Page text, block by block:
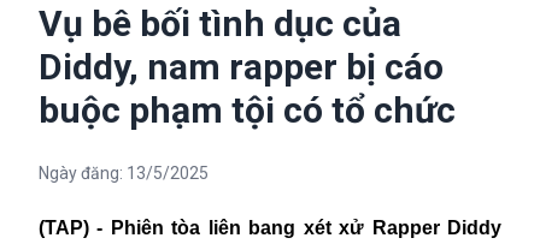
Vụ bê bối tình dục của
Diddy, nam rapper bị cáo
buộc phạm tội có tổ chức
Ngày đăng: 13/5/2025
(TAP) - Phiên tòa liên bang xét xử Rapper Diddy